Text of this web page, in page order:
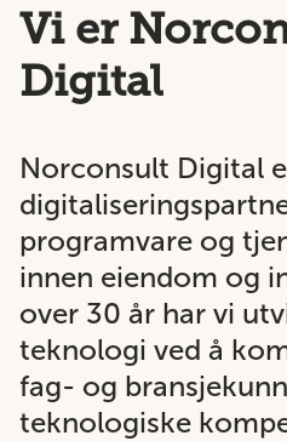
Vi er
Digital
Norconsult Digital
programvare og
innen eiendom og
over 30 år har vi
teknologi ved å
fag- og
teknologiske